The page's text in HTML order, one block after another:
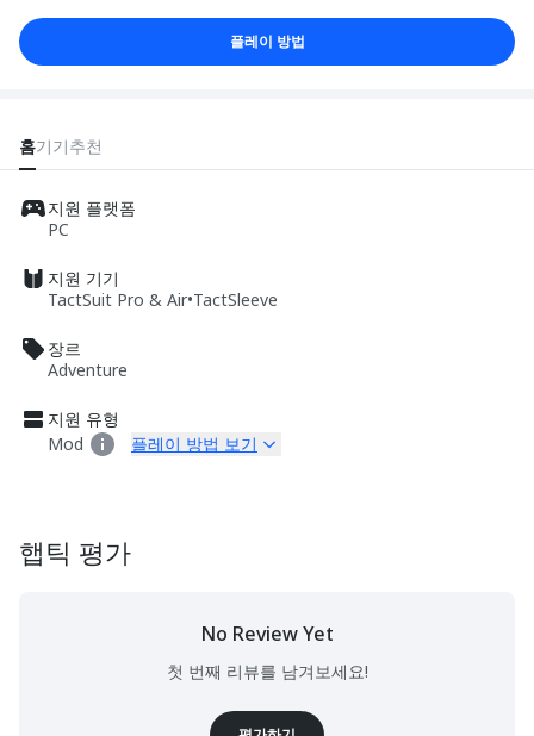
플레이 방법
홈기기추천
지원 플랫폼
PC
지원 기기
TactSuit Pro & Air•TactSleeve
장르
Adventure
지원 유형
Mod
플레이 방법 보기
햅틱 평가
No Review Yet
첫 번째 리뷰를 남겨보세요!